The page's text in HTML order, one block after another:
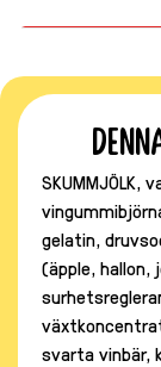
SKUMMJÖLK,
gelatin,
(äpple, hallon,
svarta vinbär,